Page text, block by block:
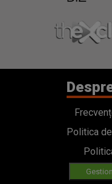
Politica